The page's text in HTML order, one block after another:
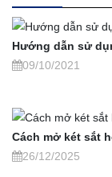
Hướng dẫn sử
09/10/2021
Cách mở két sắt
26/12/2025